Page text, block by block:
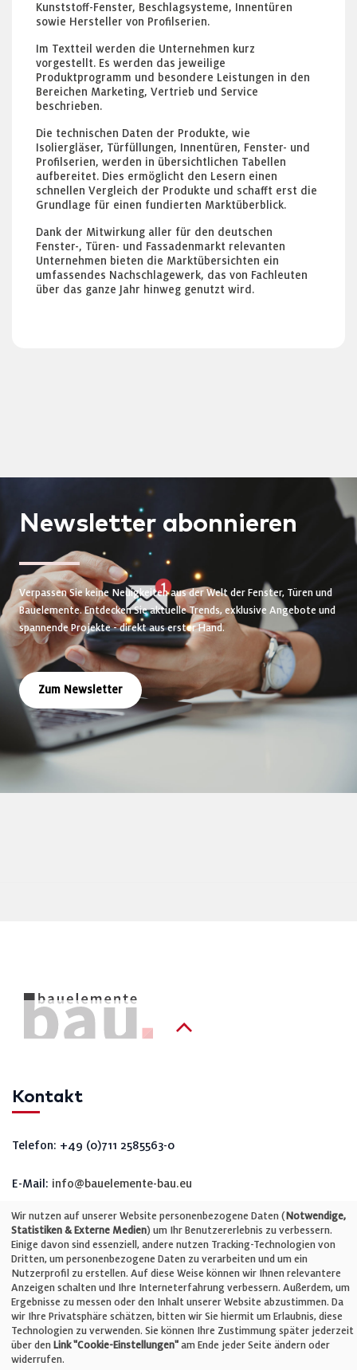
Kunststoff-Fenster, Beschlagsysteme, Innentüren
sowie Hersteller von Profilserien.
Im Textteil werden die Unternehmen kurz
vorgestellt. Es werden das jeweilige
Produktprogramm und besondere Leistungen in den
Bereichen Marketing, Vertrieb und Service
beschrieben.
Die technischen Daten der Produkte, wie
Isoliergläser, Türfüllungen, Innentüren, Fenster- und
Profilserien, werden in übersichtlichen Tabellen
aufbereitet. Dies ermöglicht den Lesern einen
schnellen Vergleich der Produkte und schafft erst die
Grundlage für einen fundierten Marktüberblick.
Dank der Mitwirkung aller für den deutschen
Fenster-, Türen- und Fassadenmarkt relevanten
Unternehmen bieten die Marktübersichten ein
umfassendes Nachschlagewerk, das von Fachleuten
über das ganze Jahr hinweg genutzt wird.
Newsletter abonnieren
Verpassen Sie keine Neuigkeiten aus der Welt der Fenster, Türen und
Bauelemente. Entdecken Sie aktuelle Trends, exklusive Angebote und
spannende Projekte - direkt aus erster Hand.
Zum Newsletter
Kontakt
Telefon: +49 (0)711 2585563-0
E-Mail: info@bauelemente-bau.eu
Unternehmen
Impressum
Datenschutz
Cookie-Einstellungen
Wir nutzen auf unserer Website personenbezogene Daten (Notwendige,
Statistiken & Externe Medien) um Ihr Benutzererlebnis zu verbessern.
Einige davon sind essenziell, andere nutzen Tracking-Technologien von
Dritten, um personenbezogene Daten zu verarbeiten und um ein
Nutzerprofil zu erstellen. Auf diese Weise können wir Ihnen relevantere
Anzeigen schalten und Ihre Interneterfahrung verbessern. Außerdem, um
Ergebnisse zu messen oder den Inhalt unserer Website abzustimmen. Da
wir Ihre Privatsphäre schätzen, bitten wir Sie hiermit um Erlaubnis, diese
Technologien zu verwenden. Sie können Ihre Zustimmung später jederzeit
über den Link "Cookie-Einstellungen" am Ende jeder Seite ändern oder
widerrufen.